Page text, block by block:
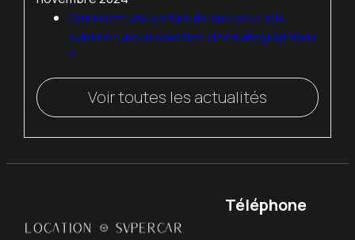
Comment une voiture de luxe peut-elle
sublimer une production cinématographique
?
Voir toutes les actualités
Téléphone